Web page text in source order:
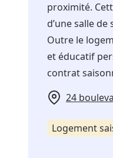
proximité.
d’une salle
Outre le
et éducatif
contrat
24
Logement